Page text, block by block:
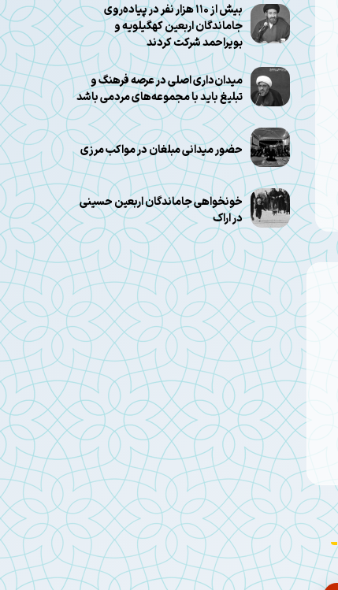
بیش از ۱۱۰ هزار نفر در پیاده‌روی
جاماندگان اربعین کهگیلویه و
بویراحمد شرکت کردند
میدان‌داری اصلی در عرصه فرهنگ و
تبلیغ باید با مجموعه‌های مردمی باشد
حضور میدانی مبلغان در مواکب مرزی
خونخواهی جاماندگان اربعین حسینی
در اراک